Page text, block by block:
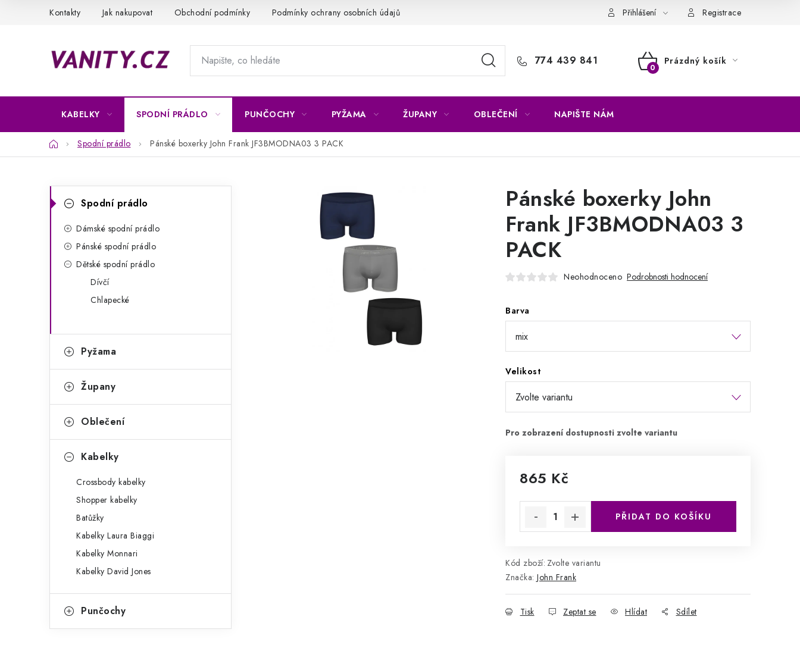
Kontakty Jak nakupovat Obchodní podmínky Podmínky ochrany osobních údajů Přihlášení Registrace
774 439 841
NÁKUPNÍ
Prázdný košík
KABELKY SPODNÍ PRÁDLO PUNČOCHY PYŽAMA ŽUPANY OBLEČENÍ NAPIŠTE NÁM
DomůSpodní prádlo Pánské boxerky John Frank JF3BMODNA03 3 PACK
P
n
í
p
n
kategorie
K
a
i
Spodní prádlo
Dámské spodní prádlo
Pánské spodní prádlo
Dětské spodní prádlo
Dívčí
Chlapecké
Pyžama
Župany
Oblečení
Kabelky
Crossbody kabelky
Shopper kabelky
Batůžky
Kabelky Laura Biaggi
Kabelky Monnari
Kabelky David Jones
Punčochy
Pánské boxerky John
Frank JF3BMODNA03 3
PACK
Neohodnoceno Podrobnosti hodnocení
Barva
Velikost
865 Kč
PŘIDAT DO KOŠÍKU
Kód zboží: Zvolte variantu
Značka: John Frank
Tisk Zeptat se Hlídat Sdílet